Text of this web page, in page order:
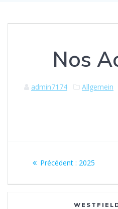
Nos
admin7174 Allgemein
l’article
Précédent : Article
:
2025